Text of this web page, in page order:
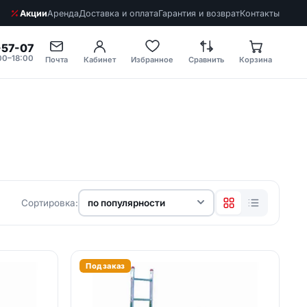
АкцииАрендаДоставка и оплатаГарантия и возвратКонтакты
07
Почта Кабинет Избранное Сравнить Корзина
Нужен подбор
оборудования?
рассчитаем стоимость под
Сортировка:
Под заказ